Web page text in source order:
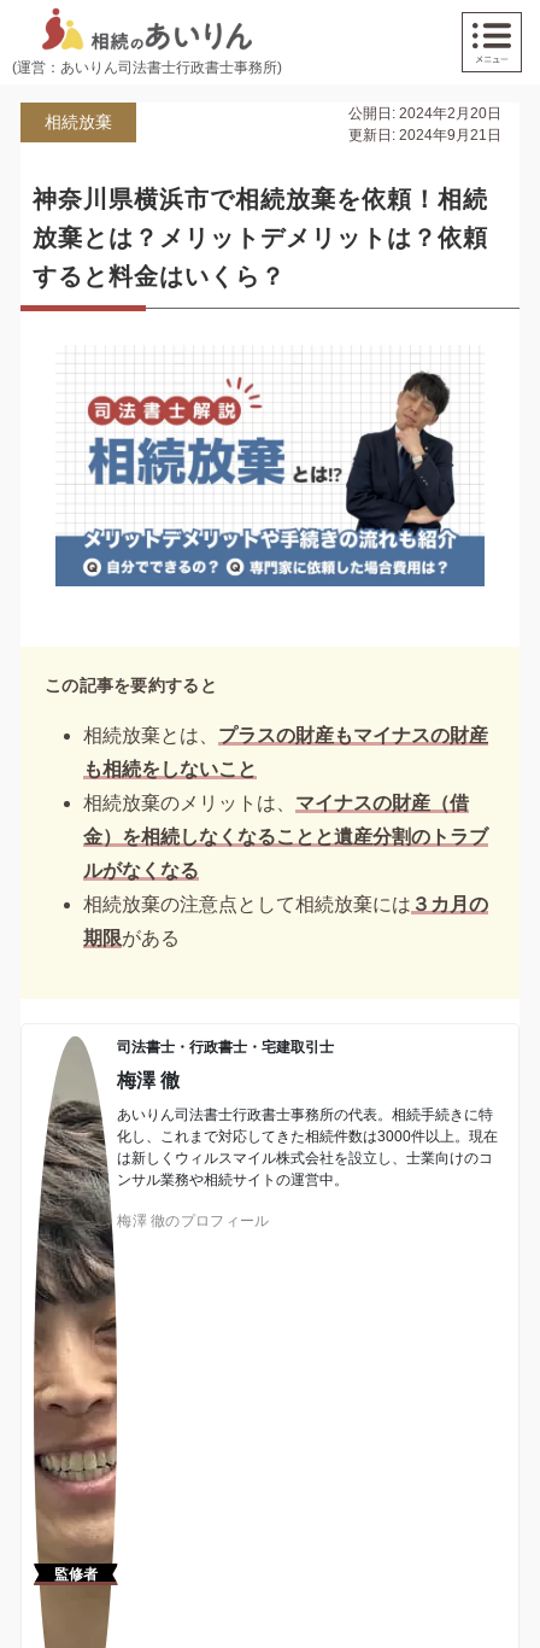
(運営：あいりん司法書士行政書士事務所)
相続放棄
公開日: 2024年2月20日
更新日: 2024年9月21日
神奈川県横浜市で相続放棄を依頼！相続
放棄とは？メリットデメリットは？依頼
すると料金はいくら？
この記事を要約すると
相続放棄とは、 プラスの財産もマイナスの財産
も相続をしないこと
相続放棄のメリットは、 マイナスの財産（借
金）を相続しなくなることと遺産分割のトラブ
ルがなくなる
相続放棄の注意点として相続放棄には ３カ月の
期限がある
監修者
司法書士・行政書士・宅建取引士
梅澤 徹
あいりん司法書士行政書士事務所の代表。相続手続きに特
化し、これまで対応してきた相続件数は3000件以上。現在
は新しくウィルスマイル株式会社を設立し、士業向けのコ
ンサル業務や相続サイトの運営中。
梅澤 徹のプロフィール